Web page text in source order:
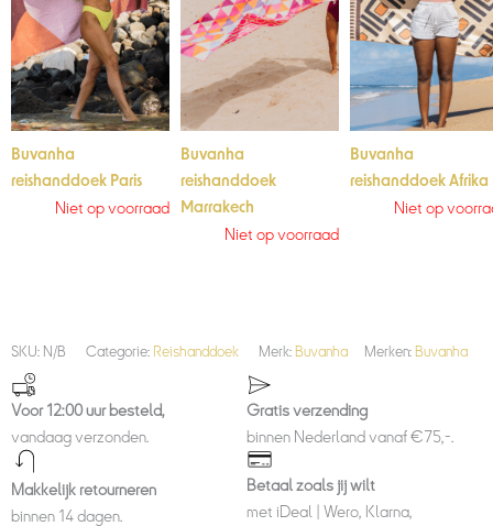
Buvanha
reishanddoek Paris
Niet op voorraad
Buvanha
reishanddoek
Marrakech
Niet op voorraad
Buvanha
reishanddoek Afrika
Niet op
SKU: N/B Categorie: Reishanddoek Merk: Buvanha Merken: Buvanha
Voor 12:00 uur besteld,
vandaag verzonden.
Gratis verzending
binnen Nederland vanaf €75,-.
Makkelijk retourneren
binnen 14 dagen.
Betaal zoals jij wilt
met iDeal | Wero, Klarna,